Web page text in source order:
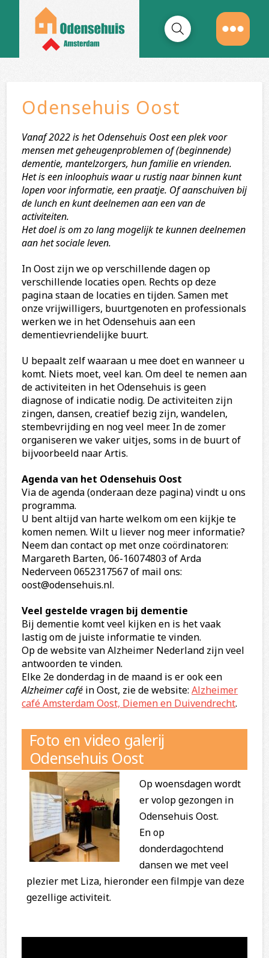
Odensehuis Oost
Vanaf 2022 is het Odensehuis Oost een plek voor
mensen met geheugenproblemen of (beginnende)
dementie, mantelzorgers, hun familie en vrienden.
Het is een inloophuis waar u rustig naar binnen kunt
lopen voor informatie, een praatje. Of aanschuiven bij
de lunch en kunt deelnemen aan een van de
activiteiten.
Het doel is om zo lang mogelijk te kunnen deelnemen
aan het sociale leven.
In Oost zijn we op verschillende dagen op
verschillende locaties open. Rechts op deze
pagina staan de locaties en tijden. Samen met
onze vrijwilligers, buurtgenoten en professionals
werken we in het Odensehuis aan een
dementievriendelijke buurt.
U bepaalt zelf waaraan u mee doet en wanneer u
komt. Niets moet, veel kan. Om deel te nemen aan
de activiteiten in het Odensehuis is geen
diagnose of indicatie nodig. De activiteiten zijn
zingen, dansen, creatief bezig zijn, wandelen,
stembevrijding en nog veel meer. In de zomer
organiseren we vaker uitjes, soms in de buurt of
bijvoorbeeld naar Artis.
Agenda van het Odensehuis Oost
Via de agenda (onderaan deze pagina) vindt u ons
programma.
U bent altijd van harte welkom om een kijkje te
komen nemen. Wilt u liever nog meer informatie?
Neem dan contact op met onze coördinatoren:
Margareth Barten, 06-16074803 of Arda
Nederveen 0652317567 of mail ons:
oost@odensehuis.nl.
Veel gestelde vragen bij dementie
Bij dementie komt veel kijken en is het vaak
lastig om de juiste informatie te vinden.
Op de website van Alzheimer Nederland zijn veel
antwoorden te vinden.
Elke 2e donderdag in de maand is er ook een
Alzheimer café in Oost, zie de website:Alzheimer
café Amsterdam Oost, Diemen en Duivendrecht.
Foto en video galerij
Odensehuis Oost
Op woensdagen wordt
er volop gezongen in
Odensehuis Oost.
En op
donderdagochtend
dansen we met veel
plezier met Liza, hieronder een filmpje van deze
gezellige activiteit.